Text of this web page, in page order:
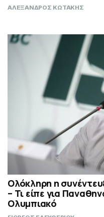
ΑΛΕΞΑΝΔΡΟΣ ΚΩΤΑΚΗΣ
Ολόκληρη η
– Τι είπε για
Ολυμπιακό